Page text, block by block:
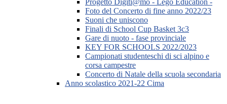
Progetto Digiti@mo - Lego Education -
Foto del Concerto di fine anno 2022/23
Suoni che uniscono
Finali di School Cup Basket 3c3
Gare di nuoto - fase provinciale
KEY FOR SCHOOLS 2022/2023
Campionati studenteschi di sci alpino e
corsa campestre
Concerto di Natale della scuola secondaria
Anno scolastico 2021-22 Cima